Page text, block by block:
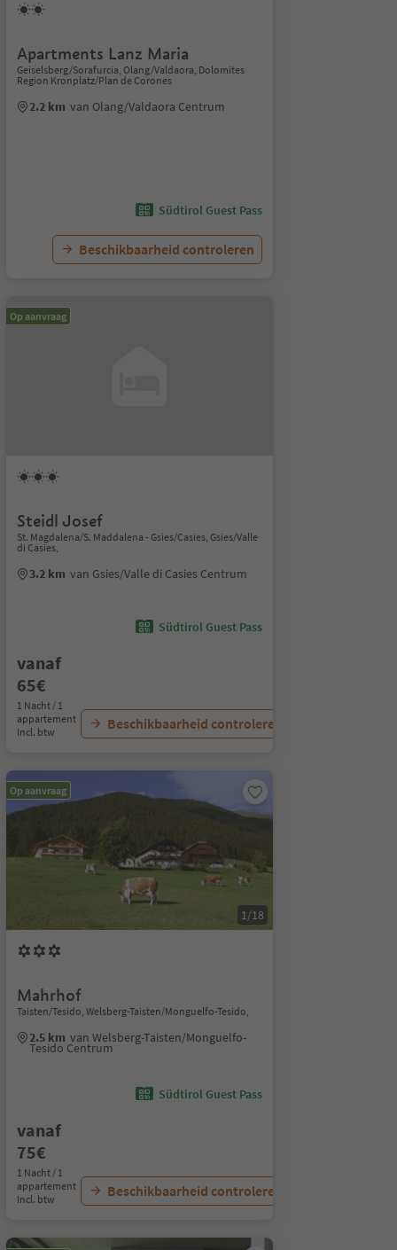
Apartments Lanz Maria
Geiselsberg/Sorafurcia, Olang/Valdaora, Dolomites
Region Kronplatz/Plan de Corones
2.2 km van Olang/Valdaora Centrum
Südtirol Guest Pass
Beschikbaarheid controleren
Op aanvraag
Steidl Josef
St. Magdalena/S. Maddalena - Gsies/Casies, Gsies/Valle
di Casies,
3.2 km van Gsies/Valle di Casies Centrum
Südtirol Guest Pass
vanaf
65€
1 Nacht / 1
appartement
Incl. btw
Beschikbaarheid controleren
Op aanvraag
1/18
Mahrhof
Taisten/Tesido, Welsberg-Taisten/Monguelfo-Tesido,
2.5 km van Welsberg-Taisten/Monguelfo-
Tesido Centrum
Südtirol Guest Pass
vanaf
75€
1 Nacht / 1
appartement
Incl. btw
Beschikbaarheid controleren